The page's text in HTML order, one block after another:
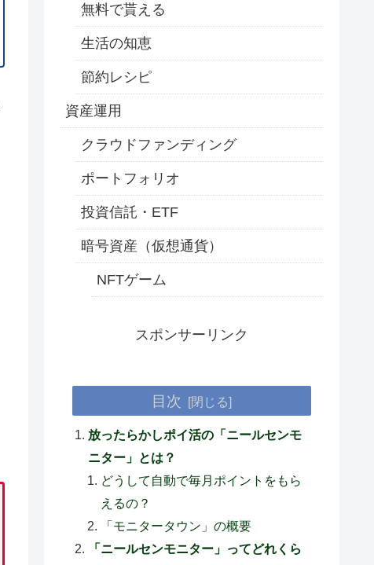
無料で貰える
生活の知恵
節約レシピ
資産運用
クラウドファンディング
ポートフォリオ
投資信託・ETF
暗号資産（仮想通貨）
NFTゲーム
スポンサーリンク
目次
放ったらかしポイ活の「ニールセンモ
ニター」とは？
どうして自動で毎月ポイントをもら
えるの？
「モニタータウン」の概要
「ニールセンモニター」ってどれくら